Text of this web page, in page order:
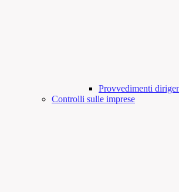
Provvedimenti
Controlli sulle imprese